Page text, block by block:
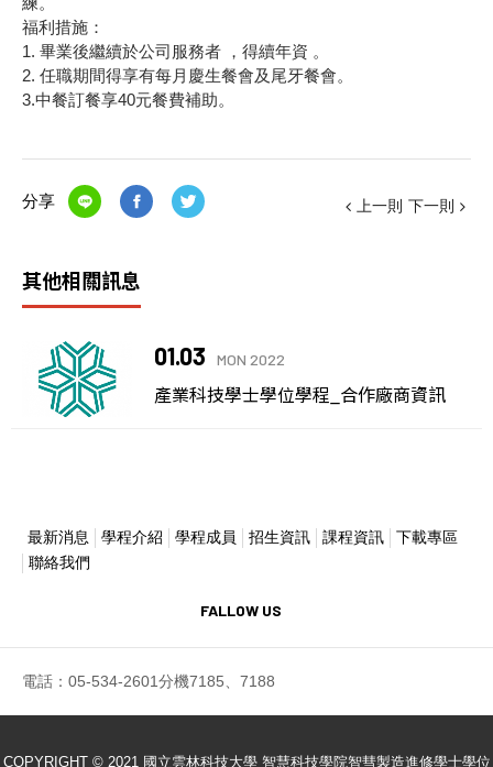
福利措施：
1. 畢業後繼續於公司服務者 ，得續年資 。
2. 任職期間得享有每月慶生餐會及尾牙餐會。
3.中餐訂餐享40元餐費補助。
分享 上一則 下一則
其他相關訊息
01.03 MON 2022
產業科技學士學位學程_合作廠商資訊
最新消息 學程介紹 學程成員 招生資訊 課程資訊
下載專區
聯絡我們
FALLOW US
電話：05-534-2601分機7185、7188
COPYRIGHT © 2021 國立雲林科技大學 智慧科技學院智彗製造進修學士學位